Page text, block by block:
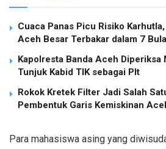
Cuaca Panas Picu Risiko
Aceh Besar Terbakar dalam 7
Kapolresta Banda Aceh Diperiksa
Tunjuk Kabid TIK sebagai Plt
Rokok Kretek Filter Jadi Salah
Pembentuk Garis Kemiskinan
Para mahasiswa asing yang